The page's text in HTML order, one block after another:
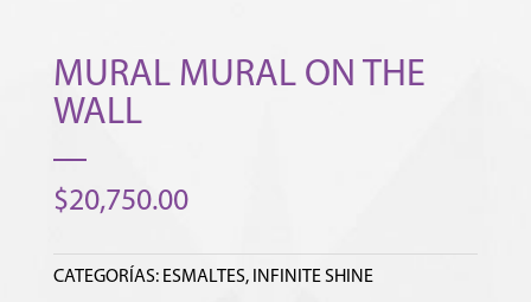
MURAL MURAL ON THE
WALL
$20,750.00
CATEGORÍAS: ESMALTES, INFINITE SHINE